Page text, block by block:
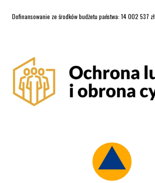
Dofinansowanie ze środków budżetu państwa: 14 002 537 zł